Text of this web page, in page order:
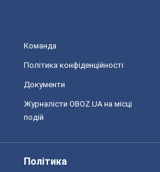
Команда
Політика конфіденційності
Документи
Журналісти OBOZ.UA на місці
подій
Політика